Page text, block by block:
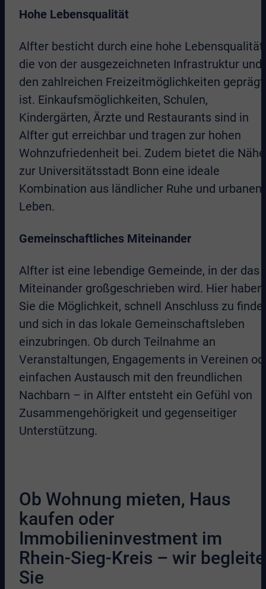
Hohe Lebensqualität
Alfter besticht durch eine hohe Lebensqualität,
die von der ausgezeichneten Infrastruktur und
den zahlreichen Freizeitmöglichkeiten geprägt
ist. Einkaufsmöglichkeiten, Schulen,
Kindergärten, Ärzte und Restaurants sind in
Alfter gut erreichbar und tragen zur hohen
Wohnzufriedenheit bei. Zudem bietet die Nähe
zur Universitätsstadt Bonn eine ideale
Kombination aus ländlicher Ruhe und urbanem
Leben.
Gemeinschaftliches Miteinander
Alfter ist eine lebendige Gemeinde, in der das
Miteinander großgeschrieben wird. Hier haben
Sie die Möglichkeit, schnell Anschluss zu
und sich in das lokale Gemeinschaftsleben
einzubringen. Ob durch Teilnahme an
Veranstaltungen, Engagements in Vereinen
einfachen Austausch mit den freundlichen
Nachbarn – in Alfter entsteht ein Gefühl von
Zusammengehörigkeit und gegenseitiger
Unterstützung.
Ob Wohnung mieten, Haus
kaufen oder
Immobilieninvestment im
Rhein-Sieg-Kreis – wir
Sie